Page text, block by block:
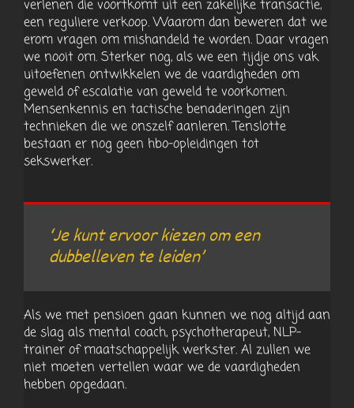
verlenen die voortkomt uit een zakelijke transactie,
een reguliere verkoop. Waarom dan beweren dat we
erom vragen om mishandeld te worden. Daar vragen
we nooit om. Sterker nog, als we een tijdje ons vak
uitoefenen ontwikkelen we de vaardigheden om
geweld of escalatie van geweld te voorkomen.
Mensenkennis en tactische benaderingen zijn
technieken die we onszelf aanleren. Tenslotte
bestaan er nog geen hbo-opleidingen tot
sekswerker.
‘Je kunt ervoor kiezen om een
dubbelleven te leiden’
Als we met pensioen gaan kunnen we nog altijd aan
de slag als mental coach, psychotherapeut, NLP-
trainer of maatschappelijk werkster. Al zullen we
niet moeten vertellen waar we de vaardigheden
hebben opgedaan.